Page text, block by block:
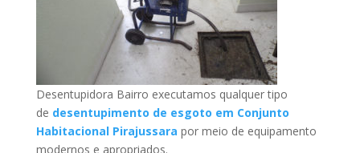
Desentupidora Bairro executamos qualquer tipo
de desentupimento de esgoto em Conjunto
Habitacional Pirajussara por meio de equipamento
modernos e apropriados.